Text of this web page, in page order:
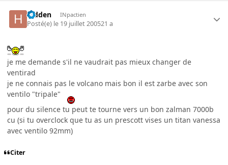
hidden INpactien
Posté(e) le 19 juillet 200521 a
je me demande s'il ne vaudrait pas mieux changer de
ventirad
je ne connais pas le volcano mais bon il est zarbe avec son
ventilo "tripale"
pour du silence tu peut te tourne vers un bon zalman 7000b
cu (si tu overclock que tu as un prescott vises un titan vanessa
avec ventilo 92mm)
Citer